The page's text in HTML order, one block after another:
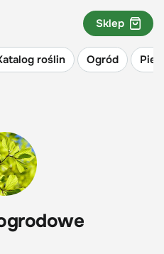
roślin Ogród
Sklep